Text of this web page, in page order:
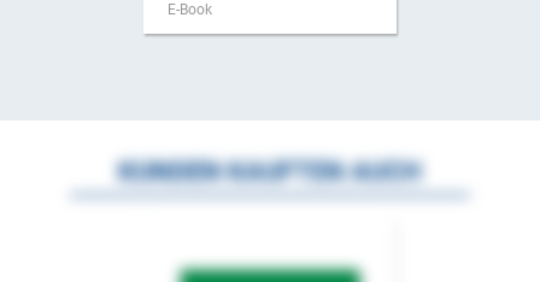
E-Book
KUNDEN KAUFTEN AUCH